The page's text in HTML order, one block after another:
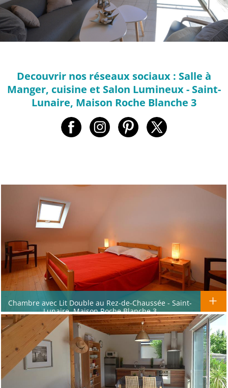
Decouvrir nos réseaux sociaux : Salle à
Manger, cuisine et Salon Lumineux - Saint-
Lunaire, Maison Roche Blanche 3
Chambre avec Lit Double au Rez-de-Chaussée - Saint-
Lunaire, Maison Roche Blanche 3